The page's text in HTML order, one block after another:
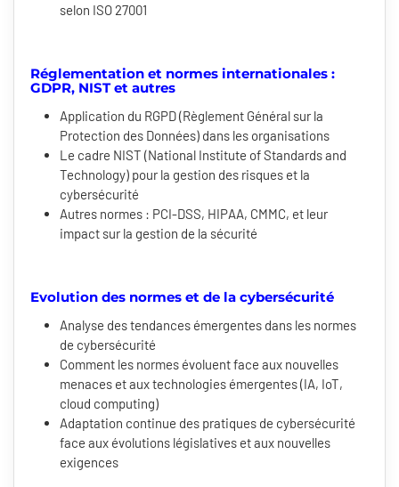
selon ISO 27001
Réglementation et normes internationales :
GDPR, NIST et autres
Application du RGPD (Règlement Général sur la
Protection des Données) dans les organisations
Le cadre NIST (National Institute of Standards and
Technology) pour la gestion des risques et la
cybersécurité
Autres normes : PCI-DSS, HIPAA, CMMC, et leur
impact sur la gestion de la sécurité
Evolution des normes et de la cybersécurité
Analyse des tendances émergentes dans les normes
de cybersécurité
Comment les normes évoluent face aux nouvelles
menaces et aux technologies émergentes (IA, IoT,
cloud computing)
Adaptation continue des pratiques de cybersécurité
face aux évolutions législatives et aux nouvelles
exigences